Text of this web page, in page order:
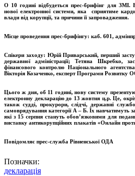
О 10 годині відбудеться прес-брифінг для ЗМІ.
нової електронної системи, яка сприятиме
влади від корупції, та причини її запровадження.
Місце проведення прес-брифінгу: каб. 601,
Спікери заходу: Юрій Приварський, перший
державної адміністрації; Тетяна Шкребко,
фінансового контролю Національного
Вікторія Козаченко, експерт Програми Розвитку
Цього ж дня, об 11 годині, нову систему
електронну декларацію до 13 жовтня ц.р. Це,
також судді, прокурори, слідчі, державні
самоврядування категорії А – Б. Їх навчатимуть
які з 15 серпня стануть обов’язковими для
виставку антикорупційних плакатів «Онлайн
Повідомляє прес-служба Рівненської ОДА
Позначки:
декларація